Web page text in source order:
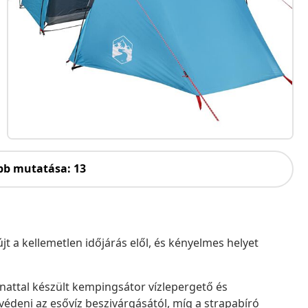
mutatása: 13
a kellemetlen időjárás elől, és kényelmes helyet
készült kempingsátor vízlepergető és
az esővíz beszivárgásától, míg a strapabíró